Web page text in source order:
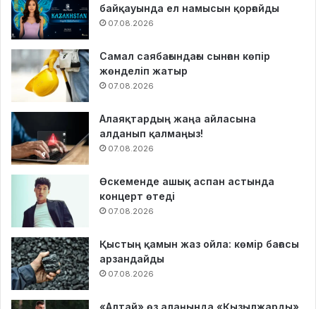
байқауында ел намысын қорғайды
07.08.2026
Самал саябағындағы сынған көпір
жөнделіп жатыр
07.08.2026
Алаяқтардың жаңа айласына
алданып қалмаңыз!
07.08.2026
Өскеменде ашық аспан астында
концерт өтеді
07.08.2026
Қыстың қамын жаз ойла: көмір бағасы
арзандайды
07.08.2026
«Алтай» өз алаңында «Қызылжарды»